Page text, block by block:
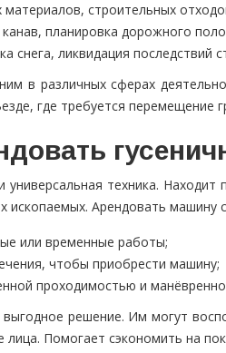
материалов, строительных
планировка дорожного
снега, ликвидация последствий
в различных сферах
где требуется перемещение
техника.
ископаемых. Арендовать машину
или временные работы;
чтобы приобрести машину;
проходимостью и
выгодное решение. Им могут
Помогает сэкономить на